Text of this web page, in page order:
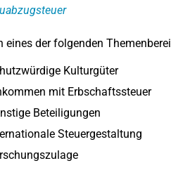
eines der folgenden
Kulturgüter
mit Erbschaftssteuer
Beteiligungen
Steuergestaltung